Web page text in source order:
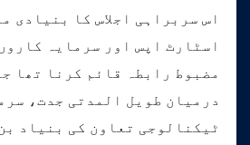
اس سربراہی اجلاس کا بنیادی
اسٹارٹ اپس اور سرمایہ
مضبوط رابطہ قائم کرنا تھا
درمیان طویل المدتی جدت،
ٹیکنالوجی تعاون کی بنیاد بن